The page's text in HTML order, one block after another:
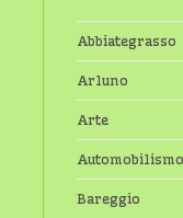
Abbiategrasso
Arluno
Arte
Automobilismo
Bareggio